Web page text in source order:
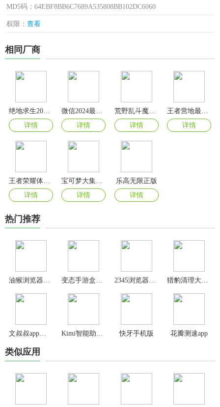
MD5码：64EBF8BB6C7689A535808BB102DC6060
权限：查看
相同厂商
绝地求生2024最新版
详情
详情
详情
详情
王者荣耀体验服官方版
详情
详情
乐高无限正版
详情
热门推荐
文叔叔app官方版 Kimi智能助手官方版 快牙手机版 花瓣测速app
类似应用